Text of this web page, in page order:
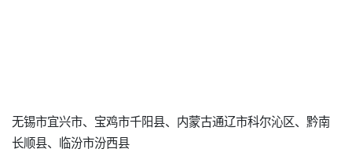
无锡市宜兴市、宝鸡市千阳县、内蒙古通辽市科尔沁区、黔南
长顺县、临汾市汾西县